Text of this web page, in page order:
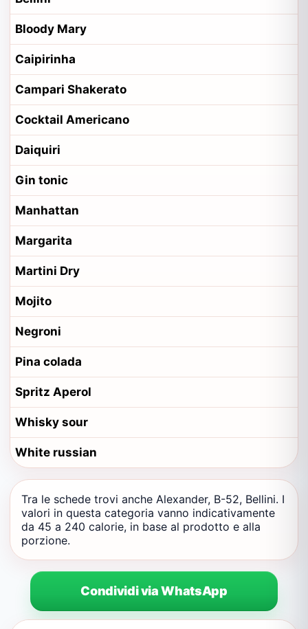
Bloody Mary
Caipirinha
Campari Shakerato
Cocktail Americano
Daiquiri
Gin tonic
Manhattan
Margarita
Martini Dry
Mojito
Negroni
Pina colada
Spritz Aperol
Whisky sour
White russian
Tra le schede trovi anche Alexander, B-52, Bellini. I
valori in questa categoria vanno indicativamente
da 45 a 240 calorie, in base al prodotto e alla
porzione.
Condividi via WhatsApp